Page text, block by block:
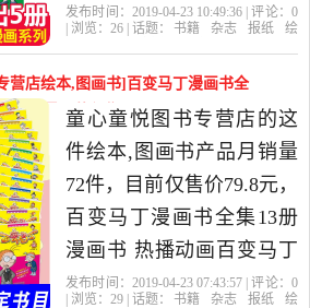
儿童读物故事书 卡通连环
套书全集热播动画寒假热
读是2019年树童图书专营
店精选书籍,杂志,报纸当中
性价比很高的绘本,图画
书，由河北 石家庄发货。
发布时间：2019-04-23 10:49:36 | 评论： 0
| 浏览： 26 | 话题： 书籍 杂志 报纸
绘
营店绘本,图画书]百变马丁漫画书全
月销量72件仅售79.8元
童心童悦图书专营店的这
件绘本,图画书产品月销量
72件，目前仅售价79.8元，
百变马丁漫画书全集13册
漫画书 热播动画百变马丁
故事书 儿童卡通动漫绘本
发布时间：2019-04-23 07:43:57 | 评论： 0
| 浏览： 29 | 话题： 书籍 杂志 报纸
绘